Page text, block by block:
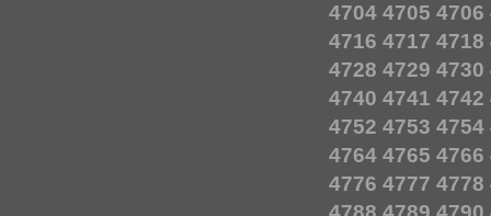
4704 4705 4706
4716 4717 4718
4728 4729 4730
4740 4741 4742
4752 4753 4754
4764 4765 4766
4776 4777 4778